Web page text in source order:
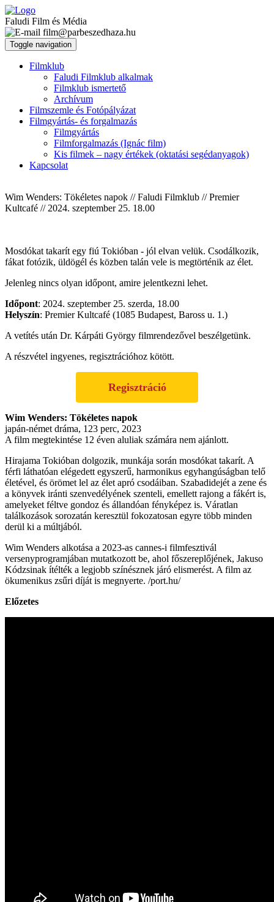
Faludi Film és Média
film@parbeszedhaza.hu
Toggle navigation
Filmklub
Faludi Filmklub alkalmak
Filmklub ismertető
Archívum
Filmszemle és Fotópályázat
Filmgyártás- és forgalmazás
Filmgyártás
Filmforgalmazás (Ignác film)
Kis filmek – nagy értékek (oktatási segédanyagok)
Kapcsolat
Wim Wenders: Tökéletes napok // Faludi Filmklub // Premier
Kultcafé // 2024. szeptember 25. 18.00
Mosdókat takarít egy fiú Tokióban - jól elvan velük. Csodálkozik,
fákat fotózik, üldögél és közben talán vele is megtörténik az élet.
Jelenleg nincs olyan időpont, amire jelentkezni lehet.
Időpont: 2024. szeptember 25. szerda, 18.00
Helyszín: Premier Kultcafé (1085 Budapest, Baross u. 1.)
A vetítés után Dr. Kárpáti György filmrendezővel beszélgetünk.
A részvétel ingyenes, regisztrációhoz kötött.
Regisztráció
Wim Wenders: Tökéletes napok
japán-német dráma, 123 perc, 2023
A film megtekintése 12 éven aluliak számára nem ajánlott.
Hirajama Tokióban dolgozik, munkája során mosdókat takarít. A
férfi láthatóan elégedett egyszerű, harmonikus egyhangúságban telő
életével, és örömet lel az élet apró csodáiban. Szabadidejét a zene és
a könyvek iránti szenvedélyének szenteli, emellett rajong a fákért is,
amelyeket féltve gondoz és állandóan fényképez is. Váratlan
találkozások sorozatán keresztül fokozatosan egyre több minden
derül ki a múltjából.
Wim Wenders alkotása a 2023-as cannes-i filmfesztivál
versenyprogramjában mutatkozott be, ahol főszereplőjének, Jakuso
Kódzsinak ítélték a legjobb színésznek járó elismerést. A film az
ökumenikus zsűri díját is megnyerte. /port.hu/
Előzetes